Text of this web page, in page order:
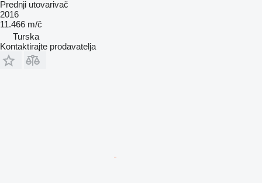
Prednji utovarivač
2016
11.466 m/č
Turska
Kontaktirajte prodavatelja